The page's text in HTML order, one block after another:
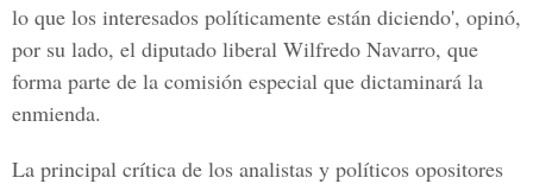
lo que los interesados políticamente están diciendo', opinó,
por su lado, el diputado liberal Wilfredo Navarro, que
forma parte de la comisión especial que dictaminará la
enmienda.
La principal crítica de los analistas y políticos opositores